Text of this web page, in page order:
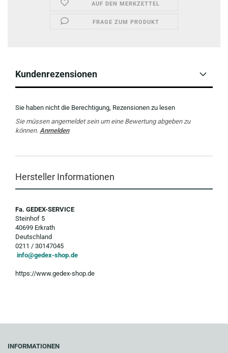
AUF DEN MERKZETTEL
FRAGE ZUM PRODUKT
Kundenrezensionen
Sie haben nicht die Berechtigung, Rezensionen zu lesen
Sie müssen angemeldet sein um eine Bewertung abgeben zu
können. Anmelden
Hersteller Informationen
Fa. GEDEX-SERVICE
Steinhof 5
40699 Erkrath
Deutschland
0211 / 30147045
info@gedex-shop.de
https://www.gedex-shop.de
INFORMATIONEN